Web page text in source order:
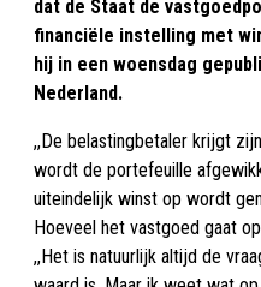
dat de Staat de
financiële instelling met
hij in een woensdag
Nederland.
,,De belastingbetaler krijgt
wordt de portefeuille
uiteindelijk winst op wordt
Hoeveel het vastgoed gaat
,,Het is natuurlijk altijd de